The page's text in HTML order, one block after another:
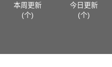
本周更新
(个)
今日更新
(个)